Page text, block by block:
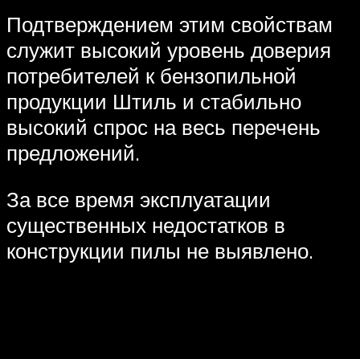
Подтверждением этим свойствам
служит высокий уровень доверия
потребителей к бензопильной
продукции Штиль и стабильно
высокий спрос на весь перечень
предложений.
За все время эксплуатации
существенных недостатков в
конструкции пилы не выявлено.